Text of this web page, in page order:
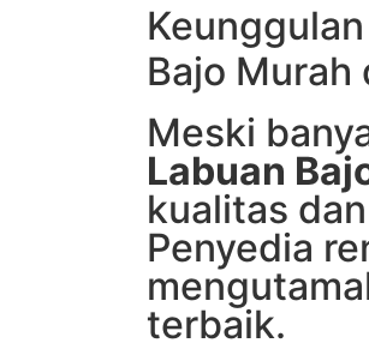
Bajo Murah
Meski
Labuan
kualitas
Penyedia
terbaik.